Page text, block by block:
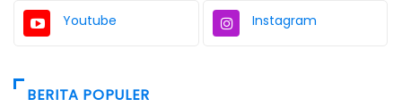
Youtube Instagram
BERITA POPULER